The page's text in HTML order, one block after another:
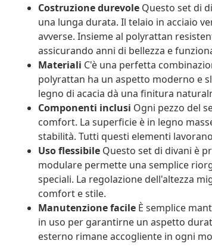
Costruzione durevole Questo set di
una lunga durata. Il telaio in acciaio
avverse. Insieme al polyrattan
assicurando anni di bellezza e
Materiali C'è una perfetta
polyrattan ha un aspetto moderno e
legno di acacia dà una finitura
Componenti inclusi Ogni pezzo del
comfort. La superficie è in legno
stabilità. Tutti questi elementi
Uso flessibile Questo set di divani è
modulare permette una semplice
speciali. La regolazione dell'altezza
comfort e stile.
Manutenzione facile È semplice
in uso per garantirne un aspetto
esterno rimane accogliente in ogni